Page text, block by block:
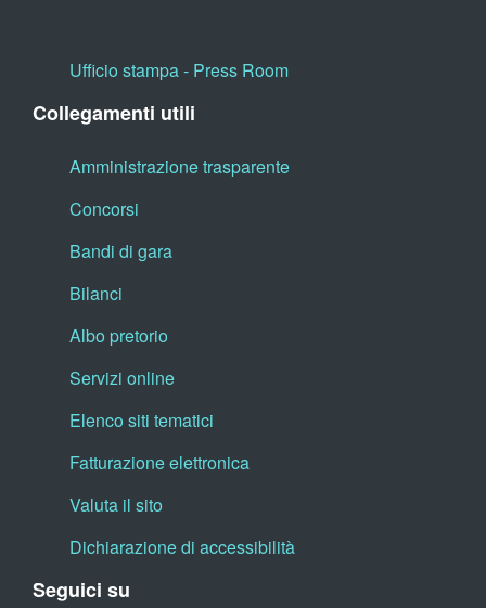
Ufficio stampa - Press Room
Collegamenti utili
Amministrazione trasparente
Concorsi
Bandi di gara
Bilanci
Albo pretorio
Servizi online
Elenco siti tematici
Fatturazione elettronica
Valuta il sito
Dichiarazione di accessibilità
Seguici su